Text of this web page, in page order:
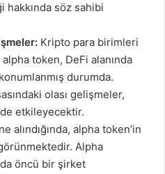
söz sahibi
Kripto para birimleri
token, DeFi alanında
durumda.
olası gelişmeler,
etkileyecektir.
alındığında, alpha token’in
Alpha
öncü bir şirket